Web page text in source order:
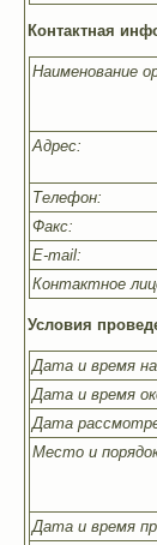
Контактная
Наименование
Адрес:
Телефон:
Факс:
E-mail:
Контактное
Условия
Дата и время
Дата и время
Дата
Место и
Дата и время